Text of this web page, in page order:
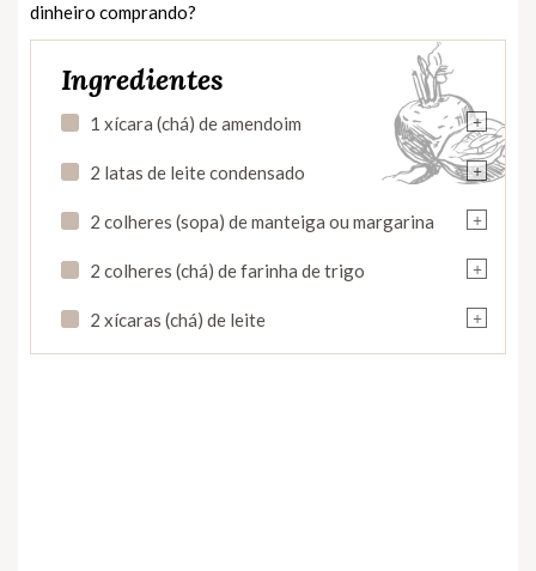
dinheiro comprando?
Ingredientes
+
1 xícara (chá) de amendoim
+
2 latas de leite condensado
+
2 colheres (sopa) de manteiga ou margarina
+
2 colheres (chá) de farinha de trigo
+
2 xícaras (chá) de leite